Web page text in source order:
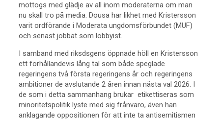
mottogs med glädje av all inom moderaterna om man
nu skall tro på media. Dousa har likhet med Kristersson
varit ordförande i Moderata ungdomsförbundet (MUF)
och senast jobbat som lobbyist.
I samband med riksdsgens öppnade höll en Kristersson
ett förhållandevis lång tal som både speglade
regeringens två första regeringens år och regeringens
ambitioner de avslutande 2 åren innan nästa val 2026. I
de som i detta sammanhang brukar etikettiseras som
minoritetspolitik lyste med sig frånvaro, även han
anklagande oppositionen för att inte ta antisemitismen